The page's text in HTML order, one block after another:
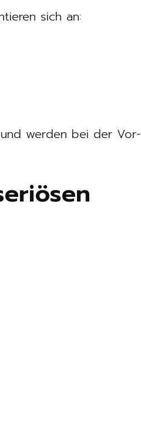
sich an:
werden bei der Vor-